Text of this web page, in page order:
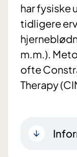
har fysiske
tidligere
m.m.).
ofte
Therapy